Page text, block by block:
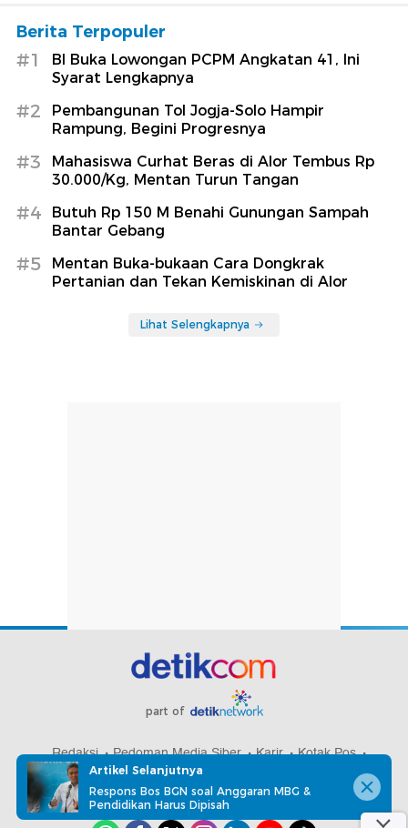
Berita Terpopuler
#1
BI Buka Lowongan PCPM Angkatan 41, Ini
Syarat Lengkapnya
#2
Pembangunan Tol Jogja-Solo Hampir
Rampung, Begini Progresnya
#3
Mahasiswa Curhat Beras di Alor Tembus Rp
30.000/Kg, Mentan Turun Tangan
#4
Butuh Rp 150 M Benahi Gunungan Sampah
Bantar Gebang
#5
Mentan Buka-bukaan Cara Dongkrak
Pertanian dan Tekan Kemiskinan di Alor
Lihat Selengkapnya
part of
Redaksi Pedoman Media Siber Karir
Kotak Pos
Info Iklan
Privacy Policy
Artikel Selanjutnya
Respons Bos BGN soal Anggaran MBG &
Pendidikan Harus Dipisah